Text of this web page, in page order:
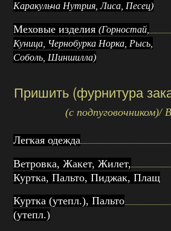
Каракульча Нутрия, Лиса, Песец)
Меховые изделия(Горностай,
Куница, Чернобурка Норка, Рысь,
Соболь, Шиншилла)
Пришить (фурнитура
(с подпуговочником)/
Легкая одежда
Ветровка, Жакет, Жилет,
Куртка, Пальто, Пиджак, Плащ
Куртка (утепл.), Пальто
(утепл.)